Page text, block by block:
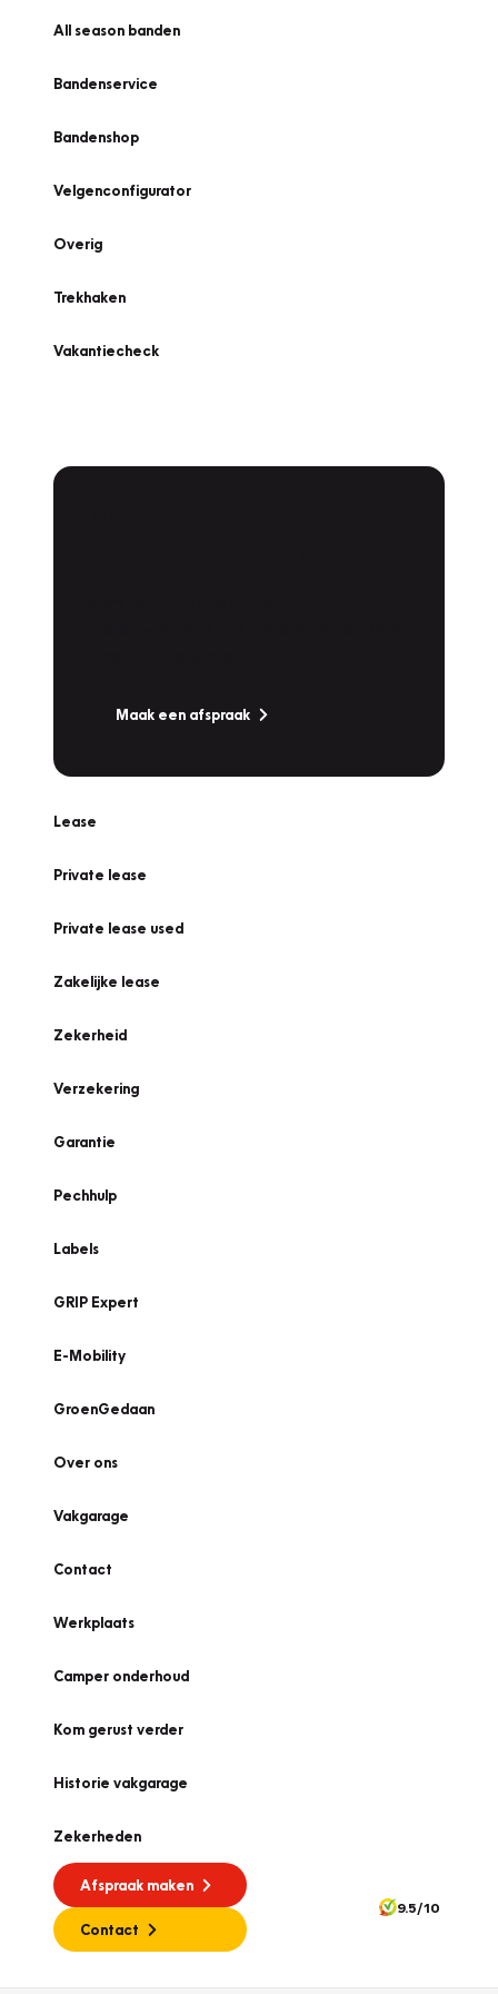
All season banden
Bandenservice
Bandenshop
Velgenconfigurator
Overig
Trekhaken
Vakantiecheck
Maak een afspraak
Lease
Private lease
Private lease used
Zakelijke lease
Zekerheid
Verzekering
Garantie
Pechhulp
Labels
GRIP Expert
E-Mobility
GroenGedaan
Over ons
Vakgarage
Contact
Werkplaats
Camper onderhoud
Kom gerust verder
Historie vakgarage
Zekerheden
Afspraak maken
Contact
9.5/10